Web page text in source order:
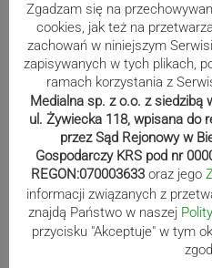
Biało-zieloni
Rekord – Stal
Mistrzowie
ZDJĘCIA
Bracia
Zgadzam się na
cookies, jak też na
zachowań w niniejszym
zapisywanych w tych plikach,
ramach korzystania z
Medialna sp. z o.o. z siedzibą
ul. Żywiecka 118, wpisana do
przez Sąd Rejonowy w
Gospodarczy KRS pod nr
REGON:070003633 oraz jego
informacji związanych z
znajdą Państwo w naszej
przycisku "Akceptuje" w tym